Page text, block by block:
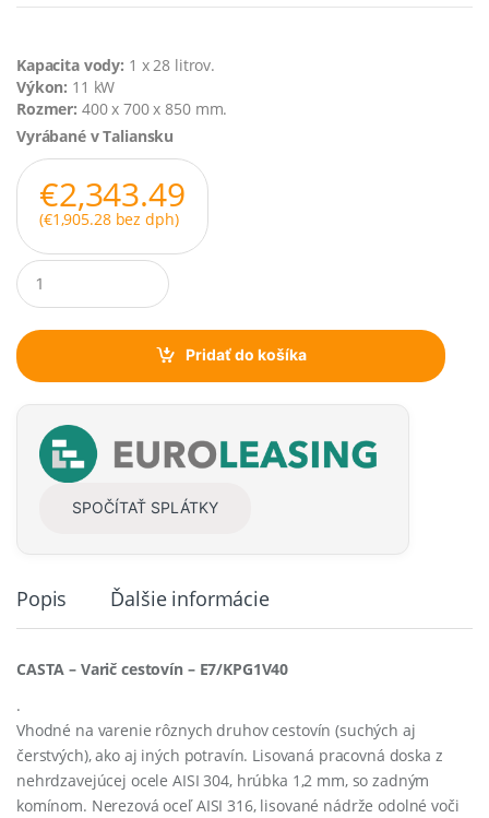
Kapacita vody: 1 x 28 litrov.
Výkon: 11 kW
Rozmer: 400 x 700 x 850 mm.
Vyrábané v Taliansku
€2,343.49
(€1,905.28bez dph)
Q
u
a
t
i
y
Pridať do košíka
SPOČÍTAŤ SPLÁTKY
Popis Ďalšie informácie
CASTA – Varič cestovín – E7/KPG1V40
.
Vhodné na varenie rôznych druhov cestovín (suchých aj
čerstvých), ako aj iných potravín. Lisovaná pracovná doska z
nehrdzavejúcej ocele AISI 304, hrúbka 1,2 mm, so zadným
komínom. Nerezová oceľ AISI 316, lisované nádrže odolné voči